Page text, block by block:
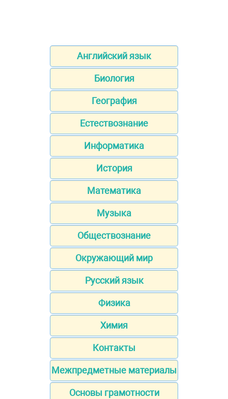
Английский язык
Биология
География
Естествознание
Информатика
История
Математика
Музыка
Обществознание
Окружающий мир
Русский язык
Физика
Химия
Контакты
Межпредметные материалы
Основы грамотности